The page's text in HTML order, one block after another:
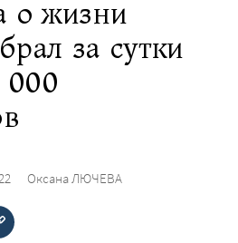
о жизни
за сутки
Оксана ЛЮЧЕВА